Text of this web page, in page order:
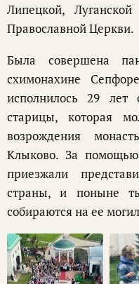
Липецкой,
Православной Церкви.
Была совершена
схимонахине
исполнилось 29
старицы, которая
возрождения
Клыково. За
приезжали
страны, и поныне
собираются на ее